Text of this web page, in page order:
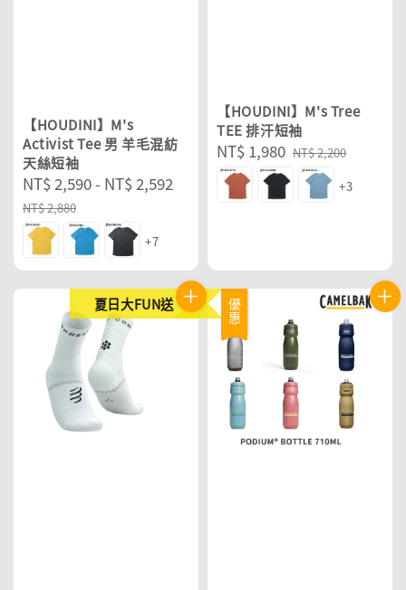
【HOUDINI】M's
Activist Tee 男 羊毛混紡
天絲短袖
Sale
price
NT$ 2,590- NT$ 2,592
Regular
NT$ 2,880
+7
【HOUDINI】M's Tree
TEE 排汗短袖
Sale
price
NT$ 1,980 Regular
price
NT$ 2,200
+3
夏日大FUN送 優惠